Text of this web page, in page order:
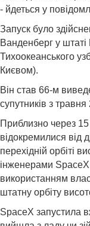
- йдеться у
Запуск було
Ванденберг у
Тихоокеанського
Києвом).
Він став 66-м
супутників з
Приблизно через 15
відокремилися від
перехідній орбіті
інженерами SpaceX
використанням
штатну орбіту
SpaceX запустила